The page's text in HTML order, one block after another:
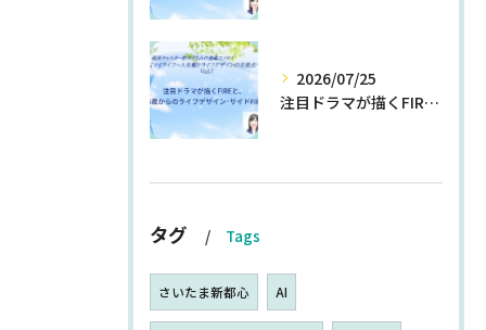
2026/07/25
注目ドラマが描くFIREと、55歳からのライフデザイン・サイドFIRE
タグ Tags
さいたま新都心 AI